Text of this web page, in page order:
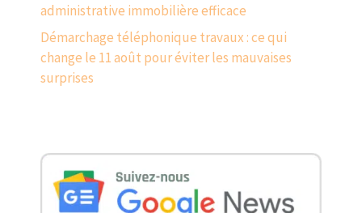
administrative immobilière efficace
Démarchage téléphonique travaux : ce qui
change le 11 août pour éviter les mauvaises
surprises